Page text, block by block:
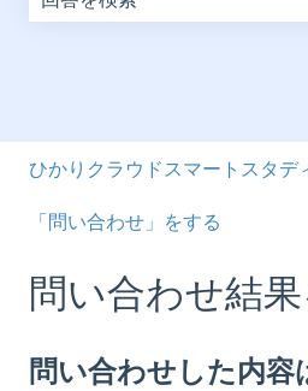
ひかりクラウドスマートスタデ
「問い合わせ」をする
問い合わせ結
問い合わせした内容